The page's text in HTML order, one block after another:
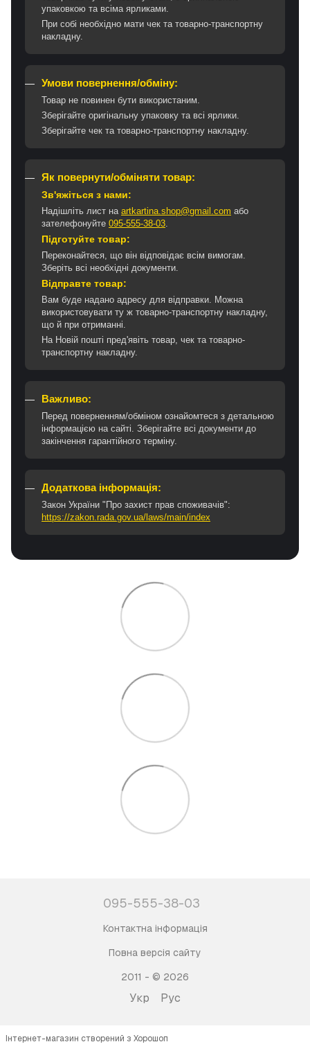
упаковкою та всіма ярликами.
При собі необхідно мати чек та товарно-транспортну
накладну.
Умови повернення/обміну:
Товар не повинен бути використаним.
Зберігайте оригінальну упаковку та всі ярлики.
Зберігайте чек та товарно-транспортну накладну.
Як повернути/обміняти товар:
Зв'яжіться з нами:
Надішліть лист на artkartina.shop@gmail.com або
зателефонуйте 095-555-38-03
Підготуйте товар:
Переконайтеся, що він відповідає всім вимогам.
Зберіть всі необхідні документи.
Відправте товар:
Вам буде надано адресу для відправки. Можна
використовувати ту ж товарно-транспортну накладну,
що й при отриманні.
На Новій пошті пред'явіть товар, чек та товарно-
транспортну накладну.
Важливо:
Перед поверненням/обміном ознайомтеся з детальною
інформацією на сайті. Зберігайте всі документи до
закінчення гарантійного терміну.
Додаткова інформація:
Закон України "Про захист прав споживачів":
https://zakon.rada.gov.ua/laws/main/index
095-555-38-03
Контактна інформація
Повна версія сайту
2011 - © 2026
Укр Рус
Інтернет-магазин створений з Хорошоп